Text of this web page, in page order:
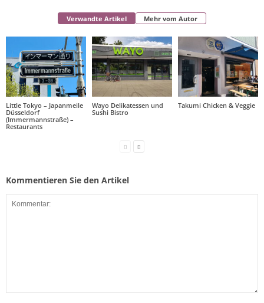
Verwandte Artikel Mehr vom Autor
Little Tokyo – Japanmeile
Düsseldorf
(Immermannstraße) –
Restaurants
Wayo Delikatessen und
Sushi Bistro
Takumi Chicken & Veggie
Kommentieren Sie den Artikel